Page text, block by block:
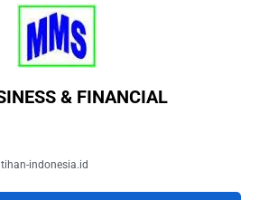
& FINANCIAL
indonesia.id